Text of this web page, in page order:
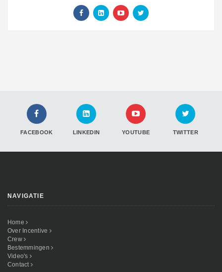
FACEBOOK LINKEDIN YOUTUBE TWITTER
NAVIGATIE
Home
Over Incentive
Crew
Bestemmingen
Video's
Contact